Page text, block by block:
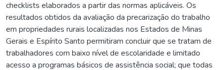
checklists elaborados a partir das normas aplicáveis. Os
resultados obtidos da avaliação da precarização do trabalho
em propriedades rurais localizadas nos Estados de Minas
Gerais e Espírito Santo permitiram concluir que se tratam de
trabalhadores com baixo nível de escolaridade e limitado
acesso a programas básicos de assistência social; que todas